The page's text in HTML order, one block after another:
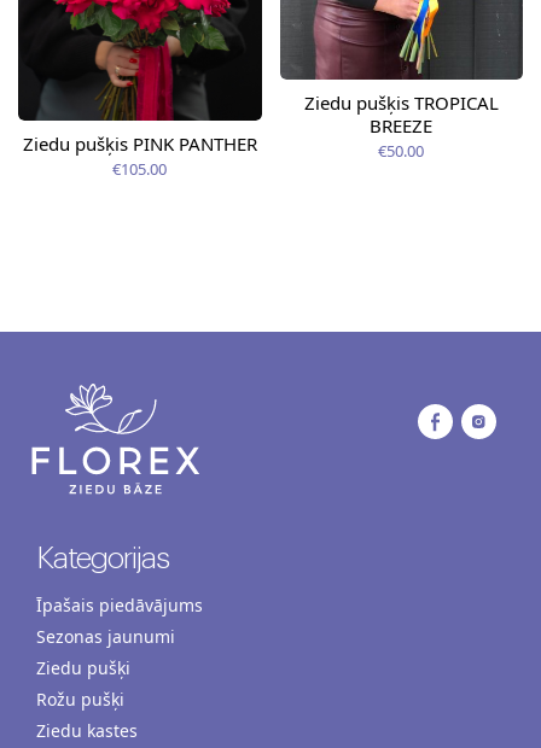
Ziedu pušķis PINK PANTHER
€105.00
Ziedu pušķis TROPICAL
BREEZE
€50.00
Kategorijas
Īpašais piedāvājums
Sezonas jaunumi
Ziedu pušķi
Rožu pušķi
Ziedu kastes